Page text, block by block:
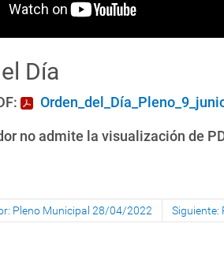
Día
no admite la visualización de
Pleno Municipal 28/04/2022